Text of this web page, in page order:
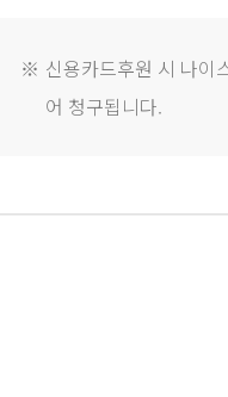
※ 신용카드후원 시 나이
어 청구됩니다.